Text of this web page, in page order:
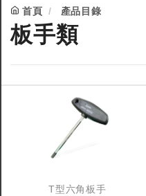
首頁 產品目錄
板手類
T型六角板手